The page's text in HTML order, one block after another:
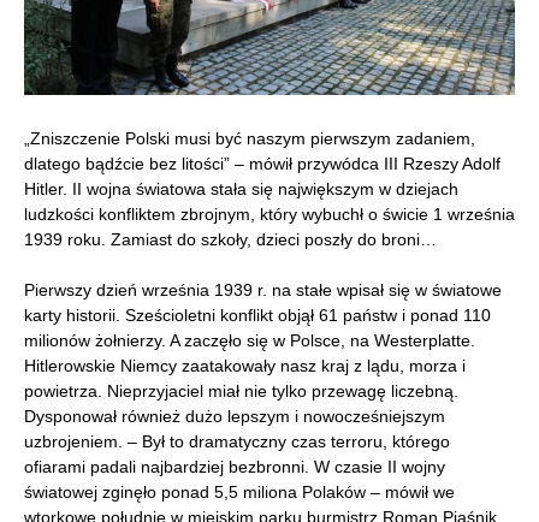
„Zniszczenie Polski musi być naszym pierwszym zadaniem,
dlatego bądźcie bez litości” – mówił przywódca III Rzeszy Adolf
Hitler. II wojna światowa stała się największym w dziejach
ludzkości konfliktem zbrojnym, który wybuchł o świcie 1 września
1939 roku. Zamiast do szkoły, dzieci poszły do broni…
Pierwszy dzień września 1939 r. na stałe wpisał się w światowe
karty historii. Sześcioletni konflikt objął 61 państw i ponad 110
milionów żołnierzy. A zaczęło się w Polsce, na Westerplatte.
Hitlerowskie Niemcy zaatakowały nasz kraj z lądu, morza i
powietrza. Nieprzyjaciel miał nie tylko przewagę liczebną.
Dysponował również dużo lepszym i nowocześniejszym
uzbrojeniem. – Był to dramatyczny czas terroru, którego
ofiarami padali najbardziej bezbronni. W czasie II wojny
światowej zginęło ponad 5,5 miliona Polaków – mówił we
wtorkowe południe w miejskim parku burmistrz Roman Piaśnik.